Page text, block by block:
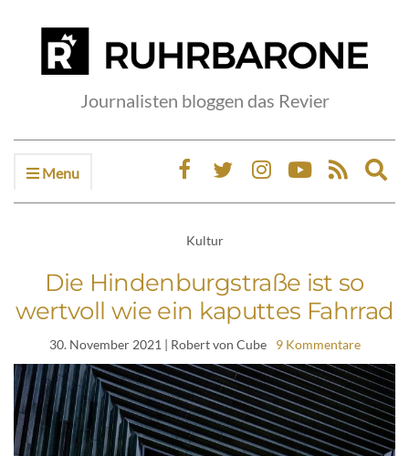
Journalisten bloggen das Revier
Menu
Kultur
Die Hindenburgstraße ist so
wertvoll wie ein kaputtes Fahrrad
30. November 2021 | Robert von Cube 9 Kommentare